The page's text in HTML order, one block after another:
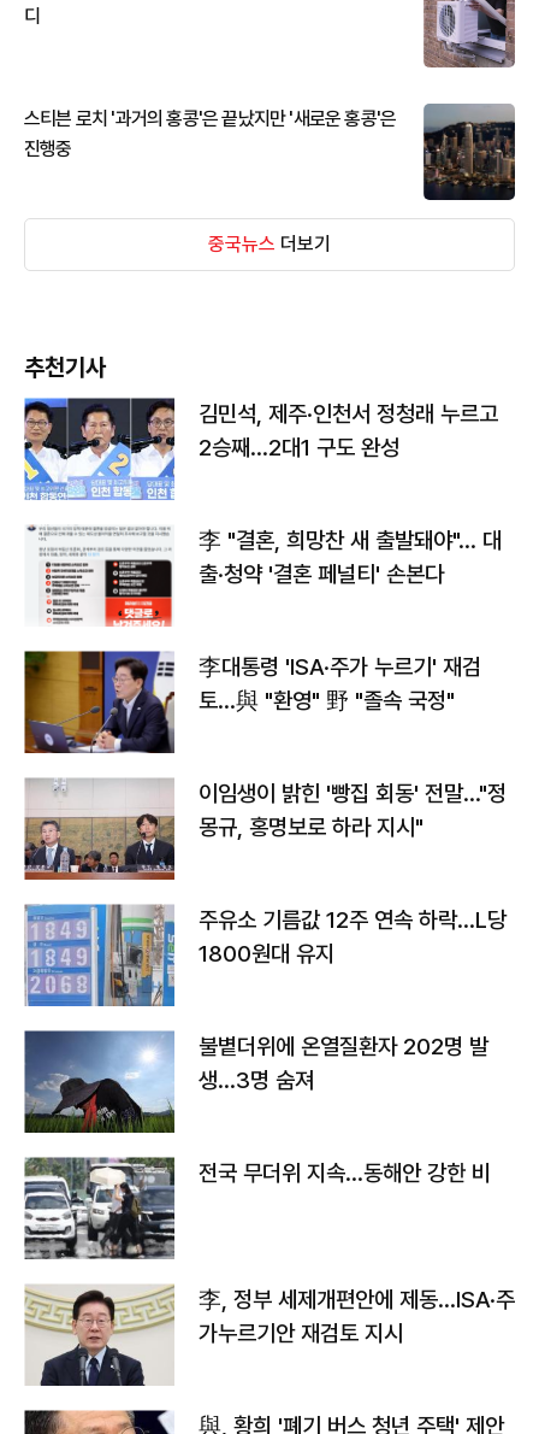
디
스티븐 로치 '과거의 홍콩'은 끝났지만 '새로운 홍콩'은
진행중
중국뉴스 더보기
추천기사
김민석, 제주·인천서 정청래 누르고
2승째…2대1 구도 완성
李 "결혼, 희망찬 새 출발돼야"… 대
출·청약 '결혼 페널티' 손본다
李대통령 'ISA·주가 누르기' 재검
토…與 "환영" 野 "졸속 국정"
이임생이 밝힌 '빵집 회동' 전말…"정
몽규, 홍명보로 하라 지시"
주유소 기름값 12주 연속 하락…L당
1800원대 유지
불볕더위에 온열질환자 202명 발
생…3명 숨져
전국 무더위 지속…동해안 강한 비
李, 정부 세제개편안에 제동…ISA·주
가누르기안 재검토 지시
與, 황희 '폐기 버스 청년 주택' 제안